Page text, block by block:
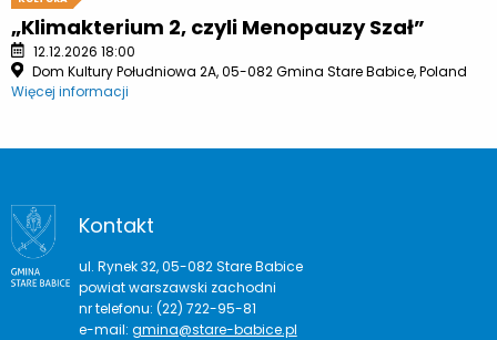
„Klimakterium 2, czyli Menopauzy Szał”
12.12.2026 18:00
Dom Kultury Południowa 2A, 05-082 Gmina Stare Babice, Poland
Więcej informacji
Kontakt
ul. Rynek 32, 05-082 Stare Babice
powiat warszawski zachodni
nr telefonu: (22) 722-95-81
e-mail: gmina@stare-babice.pl